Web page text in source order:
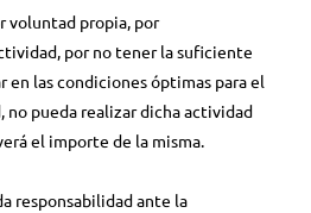
voluntad propia, por
por no tener la suficiente
en las condiciones óptimas para el
no pueda realizar dicha actividad
el importe de la misma.
responsabilidad ante la